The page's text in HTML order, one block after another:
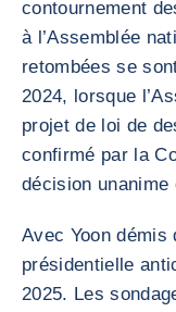
contournement
à l’Assemblée
retombées se
2024, lorsque
projet de loi de
confirmé par la
décision
Avec Yoon
présidentielle
2025. Les